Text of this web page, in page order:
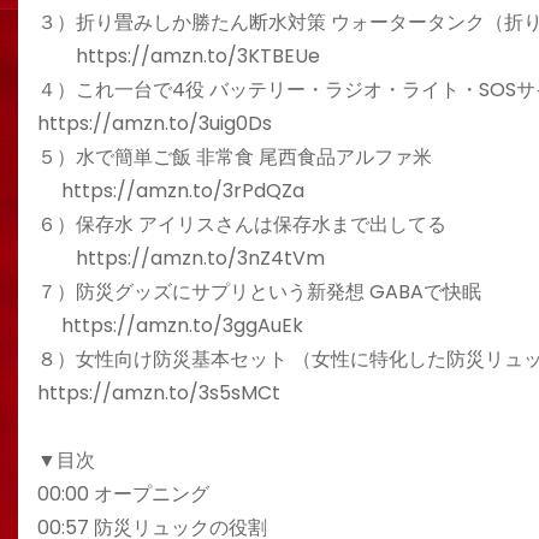
３）折り畳みしか勝たん断水対策 ウォータータンク（折り
https://amzn.to/3KTBEUe
４）これ一台で4役 バッテリー・ラジオ・ライト・SOS
https://amzn.to/3uig0Ds
５）水で簡単ご飯 非常食 尾西食品アルファ米
https://amzn.to/3rPdQZa
６）保存水 アイリスさんは保存水まで出してる
https://amzn.to/3nZ4tVm
７）防災グッズにサプリという新発想 GABAで快眠
https://amzn.to/3ggAuEk
８）女性向け防災基本セット （女性に特化した防災リュッ
https://amzn.to/3s5sMCt
▼目次
00:00 オープニング
00:57 防災リュックの役割